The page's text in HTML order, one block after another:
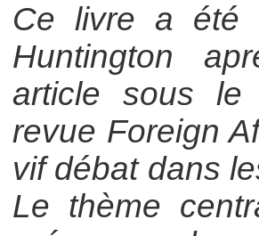
Ce livre a été
Huntington
article sous
revue Foreign
vif débat dans
Le thème